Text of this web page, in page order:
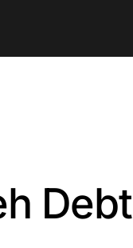
Debt